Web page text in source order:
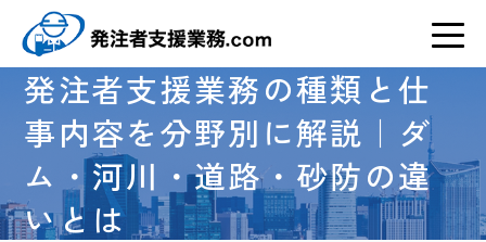
発注者支援業務の種類と仕
事内容を分野別に解説｜ダ
ム・河川・道路・砂防の違
いとは